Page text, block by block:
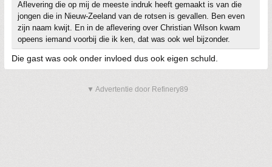
Aflevering die op mij de meeste indruk heeft gemaakt is van die
jongen die in Nieuw-Zeeland van de rotsen is gevallen. Ben even
zijn naam kwijt. En in de aflevering over Christian Wilson kwam
opeens iemand voorbij die ik ken, dat was ook wel bijzonder.
Die gast was ook onder invloed dus ook eigen schuld.
▼ Advertentie door Refinery89